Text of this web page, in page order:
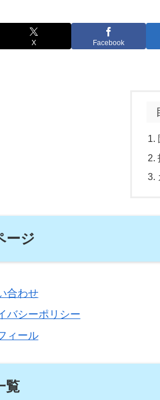
X Facebook
ージ
合わせ
バシーポリシー
ィール
覧